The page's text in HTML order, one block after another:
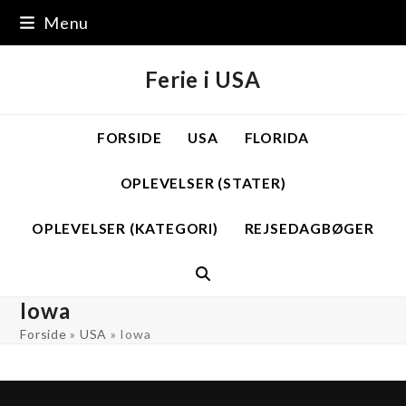
content
Menu
Ferie i USA
FORSIDE USA FLORIDA
OPLEVELSER (STATER)
OPLEVELSER (KATEGORI) REJSEDAGBØGER
Iowa
Forside » USA » Iowa